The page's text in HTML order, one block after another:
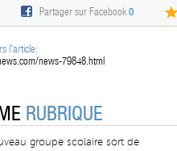
Partager sur Facebook0
l'article:
news-79848.html
RUBRIQUE
groupe scolaire sort de